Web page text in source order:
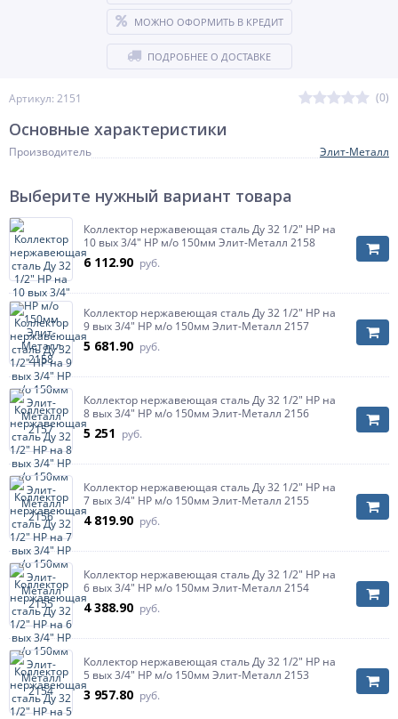
Артикул: 2151 (0)
МОЖНО ОФОРМИТЬ В КРЕДИТ
ПОДРОБНЕЕ О ДОСТАВКЕ
Основные характеристики
Производитель Элит-Металл
Выберите нужный вариант товара
Коллектор нержавеющая сталь Ду 32 1/2" НР на
10 вых 3/4" НР м/о 150мм Элит-Металл 2158
6 112.90 руб.
Коллектор нержавеющая сталь Ду 32 1/2" НР на
9 вых 3/4" НР м/о 150мм Элит-Металл 2157
5 681.90 руб.
Коллектор нержавеющая сталь Ду 32 1/2" НР на
8 вых 3/4" НР м/о 150мм Элит-Металл 2156
5 251 руб.
Коллектор нержавеющая сталь Ду 32 1/2" НР на
7 вых 3/4" НР м/о 150мм Элит-Металл 2155
4 819.90 руб.
Коллектор нержавеющая сталь Ду 32 1/2" НР на
6 вых 3/4" НР м/о 150мм Элит-Металл 2154
4 388.90 руб.
Коллектор нержавеющая сталь Ду 32 1/2" НР на
5 вых 3/4" НР м/о 150мм Элит-Металл 2153
3 957.80 руб.